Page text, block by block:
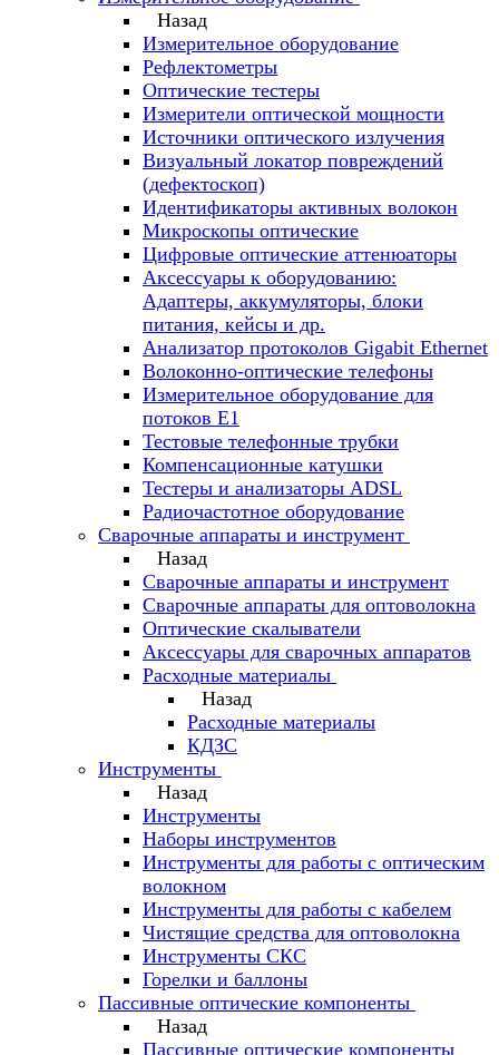
Назад
Измерительное оборудование
Рефлектометры
Оптические тестеры
Измерители оптической мощности
Источники оптического излучения
Визуальный локатор повреждений
(дефектоскоп)
Идентификаторы активных волокон
Микроскопы оптические
Цифровые оптические аттенюаторы
Аксессуары к оборудованию:
Адаптеры, аккумуляторы, блоки
питания, кейсы и др.
Анализатор протоколов Gigabit Ethernet
Волоконно-оптические телефоны
Измерительное оборудование для
потоков Е1
Тестовые телефонные трубки
Компенсационные катушки
Тестеры и анализаторы ADSL
Радиочастотное оборудование
Сварочные аппараты и инструмент
Назад
Сварочные аппараты и инструмент
Сварочные аппараты для оптоволокна
Оптические скалыватели
Аксессуары для сварочных аппаратов
Расходные материалы
Назад
Расходные материалы
КДЗС
Инструменты
Назад
Инструменты
Наборы инструментов
Инструменты для работы с оптическим
волокном
Инструменты для работы с кабелем
Чистящие средства для оптоволокна
Инструменты СКС
Горелки и баллоны
Пассивные оптические компоненты
Назад
Пассивные оптические компоненты